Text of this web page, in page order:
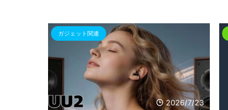
ガジェット関連
2026/7/23